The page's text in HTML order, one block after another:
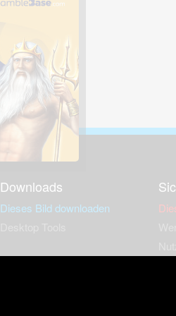
Downloads
Dieses Bild downloaden